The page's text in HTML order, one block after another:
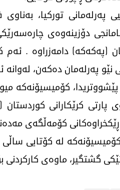
پەرلەمانی تورکیا،
دۆزینەوەی
نێو پەرلەمان دەکەن،
کۆمیسیۆنەکە
پارتی کرێکارانی
کۆمەڵگەی
گشتگیر، ماوەی